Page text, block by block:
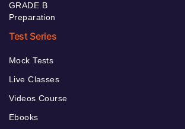
GRADE B
Preparation
Test Series
Mock Tests
Live Classes
Videos Course
Ebooks